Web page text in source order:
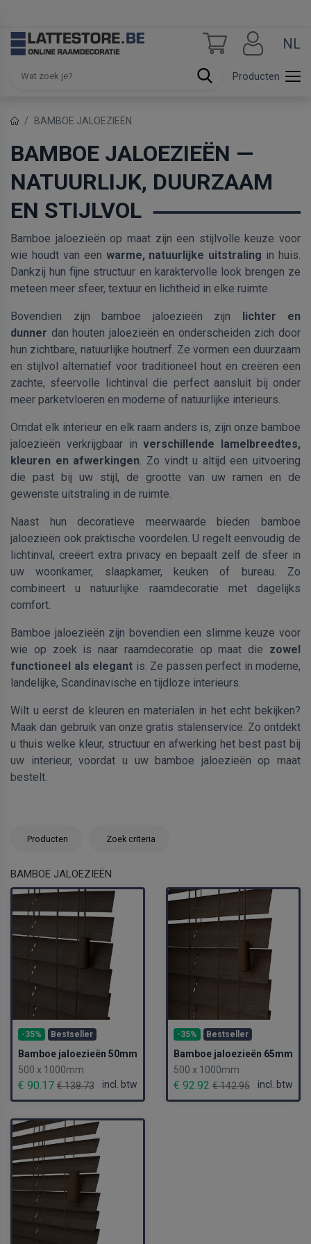
Producten
NL
BAMBOE JALOEZIEËN
BAMBOE JALOEZIEËN —
NATUURLIJK, DUURZAAM
EN STIJLVOL
Bamboe jaloezieën op maat zijn een stijlvolle keuze voor
wie houdt van een warme, natuurlijke uitstraling in huis.
Dankzij hun fijne structuur en karaktervolle look brengen ze
meteen meer sfeer, textuur en lichtheid in elke ruimte.
Bovendien zijn bamboe jaloezieën zijn lichter en
dunner dan houten jaloezieën en onderscheiden zich door
hun zichtbare, natuurlijke houtnerf. Ze vormen een duurzaam
en stijlvol alternatief voor traditioneel hout en creëren een
zachte, sfeervolle lichtinval die perfect aansluit bij onder
meer parketvloeren en moderne of natuurlijke interieurs.
Omdat elk interieur en elk raam anders is, zijn onze bamboe
jaloezieën verkrijgbaar inverschillende lamelbreedtes,
kleuren en afwerkingen. Zo vindt u altijd een uitvoering
die past bij uw stijl, de grootte van uw ramen en de
gewenste uitstraling in de ruimte.
Naast hun decoratieve meerwaarde bieden bamboe
jaloezieën ook praktische voordelen. U regelt eenvoudig de
lichtinval, creëert extra privacy en bepaalt zelf de sfeer in
uw woonkamer, slaapkamer, keuken of bureau. Zo
combineert u natuurlijke raamdecoratie met dagelijks
comfort.
Bamboe jaloezieën zijn bovendien een slimme keuze voor
wie op zoek is naar raamdecoratie op maat die zowel
functioneel als elegant is. Ze passen perfect in moderne,
landelijke, Scandinavische en tijdloze interieurs.
Wilt u eerst de kleuren en materialen in het echt bekijken?
Maak dan gebruik van onze gratis stalenservice. Zo ontdekt
u thuis welke kleur, structuur en afwerking het best past bij
uw interieur, voordat u uw bamboe jaloezieën op maat
bestelt.
Producten Zoek criteria
BAMBOE JALOEZIEËN
-35% Bestseller
Bamboe jaloezieën 50mm
500 x 1000mm
€ 90.17 € 138.73 incl. btw
-35% Bestseller
Bamboe jaloezieën 65mm
500 x 1000mm
€ 92.92 € 142.95 incl. btw